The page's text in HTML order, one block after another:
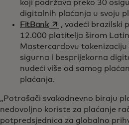
koji podržava preko 30
digitalnih plaćanja u svoju
FitBankopens in a new tab
, vodeći brazilski
12.000 platitelja širom
Mastercardovu
sigurna i besprijekorna
nudeći više od samog
plaćanja.
„Potrošači svakodnevno biraju
nedovoljno koriste za plaćanje
potpredsjednica za globalno